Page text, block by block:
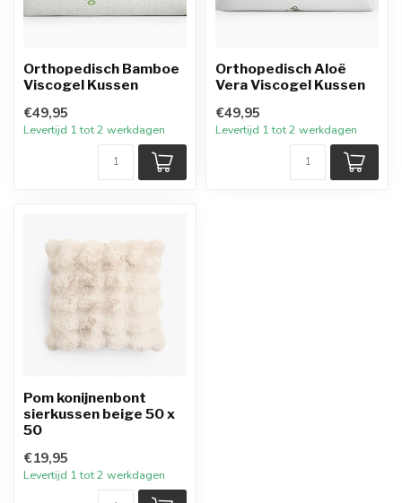
Orthopedisch Bamboe
Viscogel Kussen
€49,95
Levertijd 1 tot 2 werkdagen
Orthopedisch Aloë
Vera Viscogel Kussen
€49,95
Levertijd 1 tot 2 werkdagen
Pom konijnenbont
sierkussen beige 50 x
50
€19,95
Levertijd 1 tot 2 werkdagen